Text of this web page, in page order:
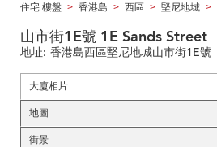
住宅 樓盤 > 香港島 > 西區 > 堅尼地城 >
山市街1E號 1E Sands Street
地址: 香港島西區堅尼地城山市街1E號
大廈相片
地圖
街景